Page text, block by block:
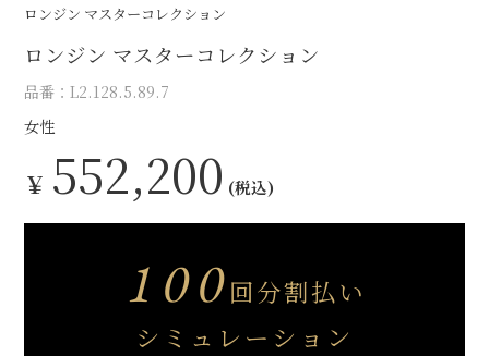
ロンジン マスターコレクション
ロンジン マスターコレクション
品番：L2.128.5.89.7
女性
￥ 552,200 (税込)
100回分割払い
シミュレーション